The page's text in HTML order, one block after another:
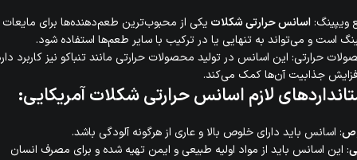
ویپینگ: اسانس حرارتی شکلات یکی از محبوب‌ترین طعم‌دهنده‌ها برای مایعات
است و می‌تواند به تنهایی یا در ترکیب با سایر طعم‌ها استفاده شود.
حرارتی: این اسانس در تولید محصولات حرارتی مانند تنباکو نیز کاربرد
جذابیت آن‌ها کمک می‌کند.
لازم اسانس حرارتی شکلات آمریکایی:
: اسانس باید دارای خلوص بالا و عاری از هرگونه آلودگی باشد.
: این اسانس باید از مواد اولیه طبیعی و ایمن تهیه شده و برای مصرف انسان